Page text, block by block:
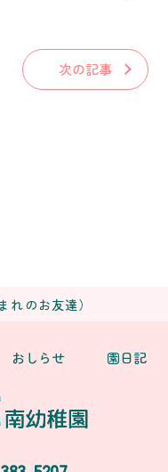
次の記事
れのお友達）
おしらせ 園日記